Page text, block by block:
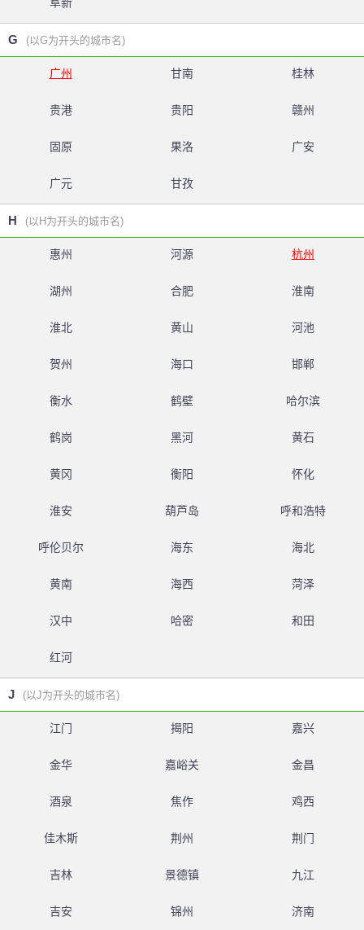
G (以G为开头的城市名)
广州 甘南 桂林
贵港 贵阳 赣州
固原 果洛 广安
广元 甘孜
H (以H为开头的城市名)
惠州 河源 杭州
湖州 合肥 淮南
淮北 黄山 河池
贺州 海口 邯郸
衡水 鹤壁 哈尔滨
鹤岗 黑河 黄石
黄冈 衡阳 怀化
淮安 葫芦岛 呼和浩特
呼伦贝尔 海东 海北
黄南 海西 菏泽
汉中 哈密 和田
红河
J (以J为开头的城市名)
江门 揭阳 嘉兴
金华 嘉峪关 金昌
酒泉 焦作 鸡西
佳木斯 荆州 荆门
吉林 景德镇 九江
吉安 锦州 济南